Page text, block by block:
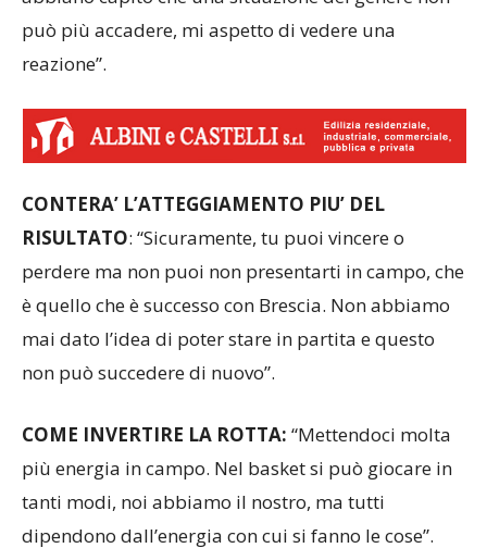
può più accadere, mi aspetto di vedere una
reazione”.
CONTERA’ L’ATTEGGIAMENTO PIU’ DEL
RISULTATO: “Sicuramente, tu puoi vincere o
perdere ma non puoi non presentarti in campo, che
è quello che è successo con Brescia. Non abbiamo
mai dato l’idea di poter stare in partita e questo
non può succedere di nuovo”.
COME INVERTIRE LA ROTTA: “Mettendoci molta
più energia in campo. Nel basket si può giocare in
tanti modi, noi abbiamo il nostro, ma tutti
dipendono dall’energia con cui si fanno le cose”.